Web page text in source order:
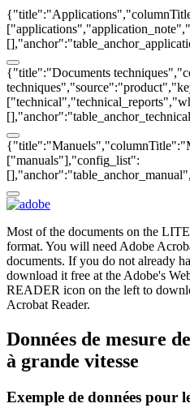
{"title":"Documents
["manuals"],"config_list":
Most of the documents on the
format. You will need Adobe
documents. If you do not already
download it free at the Adobe's
READER icon on the left to
Acrobat Reader.
Données de mesure
à grande vitesse
Exemple de données pour